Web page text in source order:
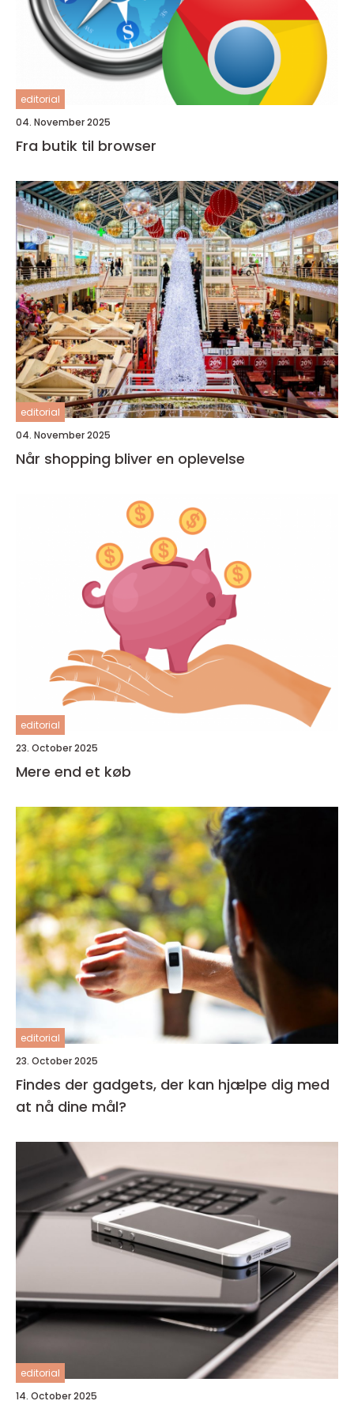
editorial
04. November 2025
Fra butik til browser
editorial
04. November 2025
Når shopping bliver en oplevelse
editorial
23. October 2025
Mere end et køb
editorial
23. October 2025
Findes der gadgets, der kan hjælpe dig med
at nå dine mål?
editorial
14. October 2025